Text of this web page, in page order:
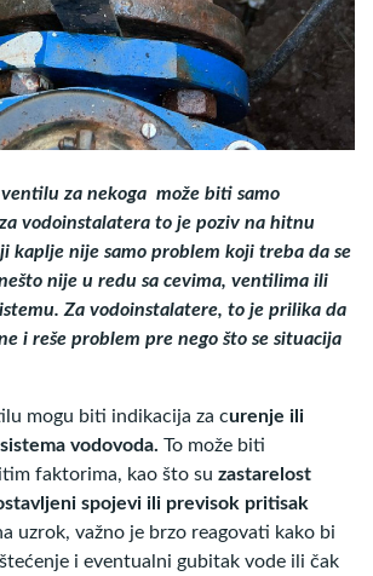
za nekoga može biti samo
vodoinstalatera to je poziv na hitnu
kaplje nije samo problem koji treba da se
nije u redu sa cevima, ventilima ili
Za vodoinstalatere, to je prilika da
i reše problem pre nego što se situacija
mogu biti indikacija za curenje ili
vodovoda. To može biti
faktorima, kao što su zastarelost
spojevi ili previsok pritisak
uzrok, važno je brzo reagovati kako bi
i eventualni gubitak vode ili čak